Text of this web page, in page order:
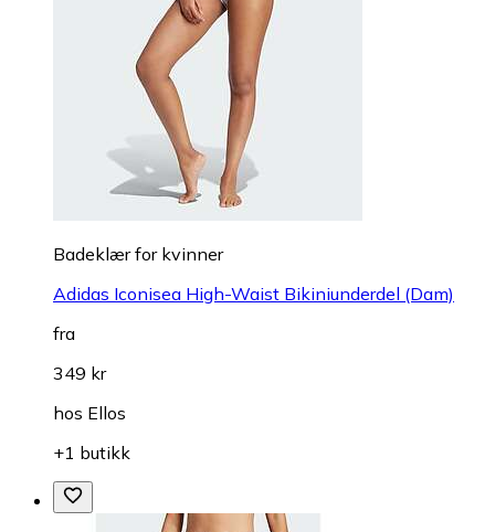
Badeklær for kvinner
Adidas Iconisea High-Waist Bikiniunderdel (Dam)
fra
349 kr
hos Ellos
+1 butikk